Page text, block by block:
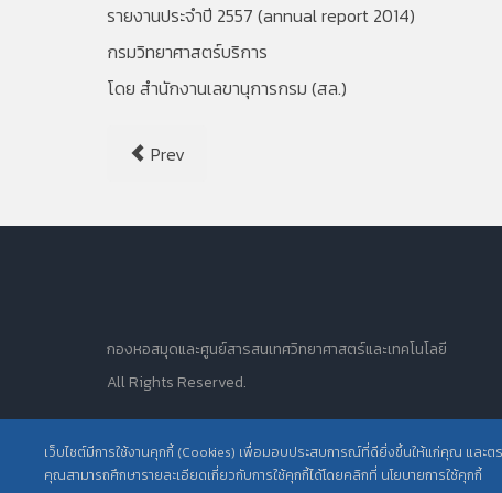
รายงานประจำปี 2557 (annual report 2014)
กรมวิทยาศาสตร์บริการ
โดย สำนักงานเลขานุการกรม (สล.)
Prev
เว็บไซต์มีการใช้งานคุกกี้ (Cookies) เพื่อมอบประสบการณ์ที่ดียิ่งขึ้นให้แก่คุณ และ
คุณสามารถศึกษารายละเอียดเกี่ยวกับการใช้คุกกี้ได้โดยคลิกที่ นโยบายการใช้คุกกี้
กองหอสมุดและศูนย์สารสนเทศวิทยาศาสตร์และเทคโนโลยี
All Rights Reserved.